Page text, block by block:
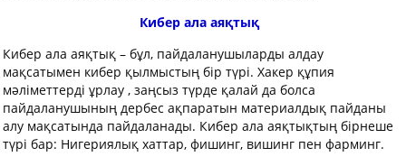
Кибер ала аяқтық
Кибер ала аяқтық – бұл, пайдаланушыларды алдау
мақсатымен кибер қылмыстың бір түрі. Хакер құпия
мәліметтерді ұрлау , заңсыз түрде қалай да болса
пайдаланушының дербес ақпаратын материалдық пайданы
алу мақсатында пайдаланады. Кибер ала аяқтықтың бірнеше
түрі бар: Нигериялық хаттар, фишинг, вишинг пен фарминг.